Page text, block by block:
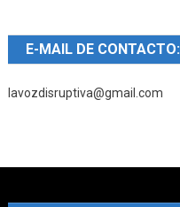
E-MAIL DE CONTACTO:
lavozdisruptiva@gmail.com